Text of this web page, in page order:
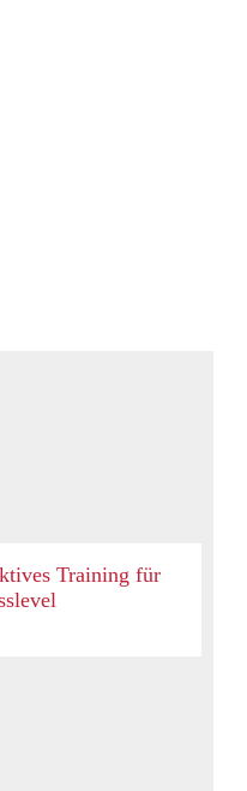
Training für